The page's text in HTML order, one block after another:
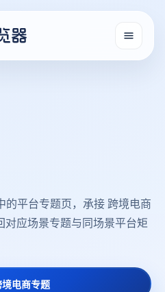
的平台专题页，承接 跨境电商
应场景专题与同场景平台矩
电商专题